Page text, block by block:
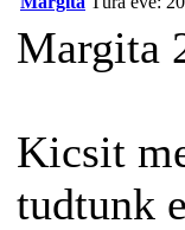
Margita
Kicsit
tudtunk